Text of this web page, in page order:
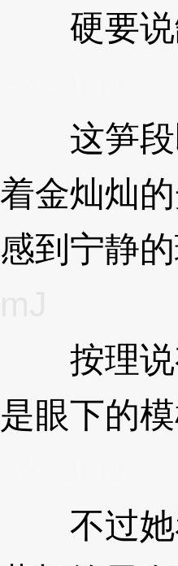
硬要说
这笋段
着金灿灿
感到宁静
按理说
是眼下的
不过她